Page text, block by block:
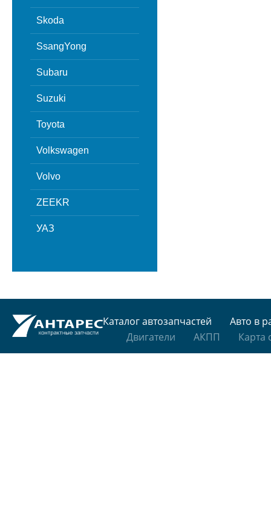
Skoda
SsangYong
Subaru
Suzuki
Toyota
Volkswagen
Volvo
ZEEKR
УАЗ
Каталог автозапчастей
Авто в
Двигатели
АКПП Карта